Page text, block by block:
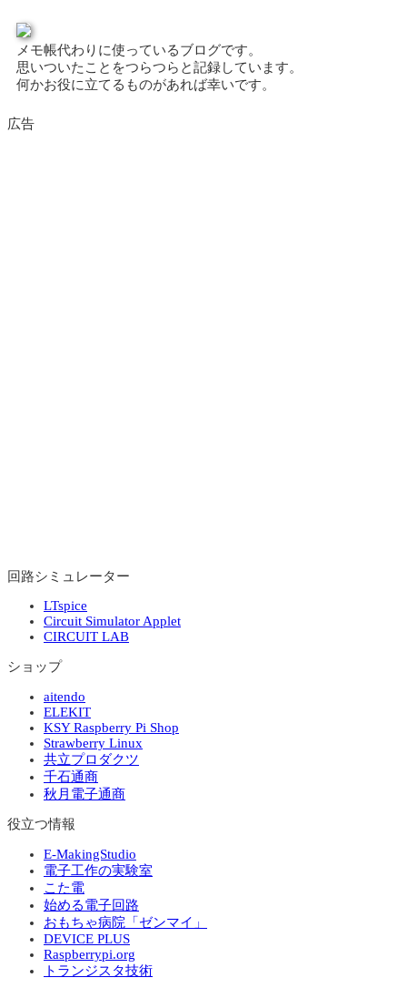
メモ帳代わりに使っているブログです。
思いついたことをつらつらと記録しています。
何かお役に立てるものがあれば幸いです。
広告
回路シミュレーター
LTspice
Circuit Simulator Applet
CIRCUIT LAB
ショップ
aitendo
ELEKIT
KSY Raspberry Pi Shop
Strawberry Linux
共立プロダクツ
千石通商
秋月電子通商
役立つ情報
E-MakingStudio
電子工作の実験室
こた電
始める電子回路
おもちゃ病院「ゼンマイ」
DEVICE PLUS
Raspberrypi.org
トランジスタ技術